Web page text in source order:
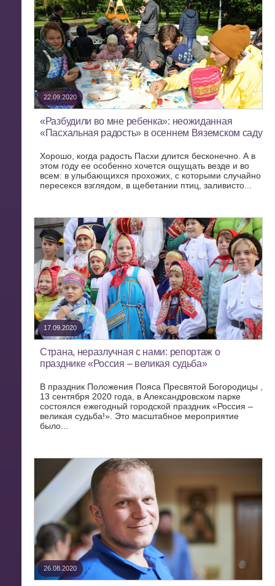
22.09.2020
«Разбудили во мне ребенка»: неожиданная
«Пасхальная радость» в осеннем Вяземском саду
Хорошо, когда радость Пасхи длится бесконечно. А в
этом году ее особенно хочется ощущать везде и во
всем: в улыбающихся прохожих, с которыми случайно
пересекся взглядом, в щебетании птиц, заливисто...
17.09.2020
Страна, неразлучная с нами: репортаж о
празднике «Россия – великая судьба»
В праздник Положения Пояса Пресвятой Богородицы ,
13 сентября 2020 года, в Александровском парке
состоялся ежегодный городской праздник «Россия –
великая судьба!». Это масштабное мероприятие
было...
26.08.2020